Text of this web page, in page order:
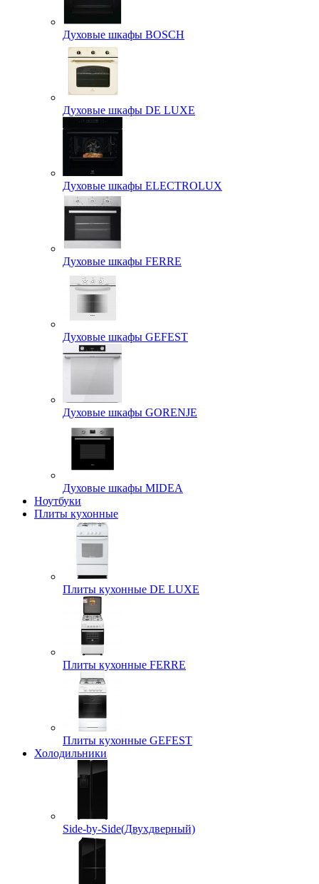
Духовые шкафы BOSCH
Духовые шкафы DE LUXE
Духовые шкафы ELECTROLUX
Духовые шкафы FERRE
Духовые шкафы GEFEST
Духовые шкафы GORENJE
Духовые шкафы MIDEA
Ноутбуки
Плиты кухонные
Плиты кухонные DE LUXE
Плиты кухонные FERRE
Плиты кухонные GEFEST
Холодильники
Side-by-Side(Двухдверный)